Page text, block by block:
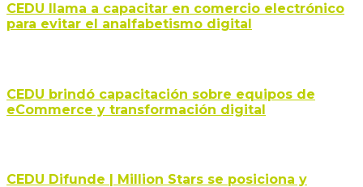
CEDU llama a capacitar en comercio electrónico
para evitar el analfabetismo digital
CEDU brindó capacitación sobre equipos de
eCommerce y transformación digital
CEDU Difunde | Million Stars se posiciona y